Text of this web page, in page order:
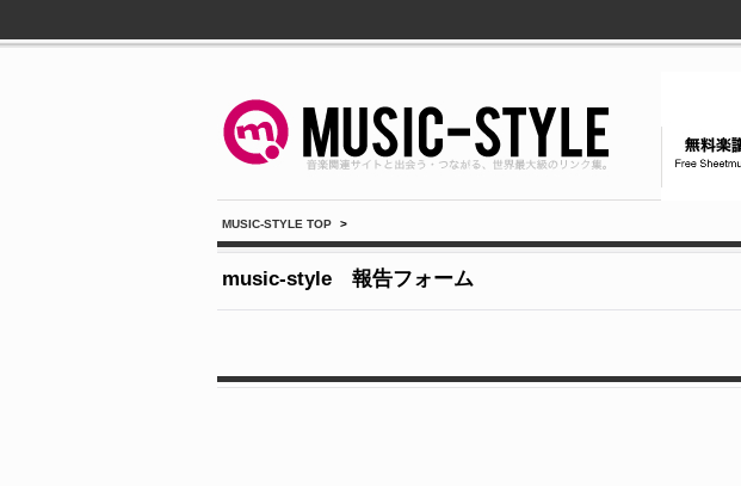
MUSIC-STYLE TOP >
music-style 報告フォーム